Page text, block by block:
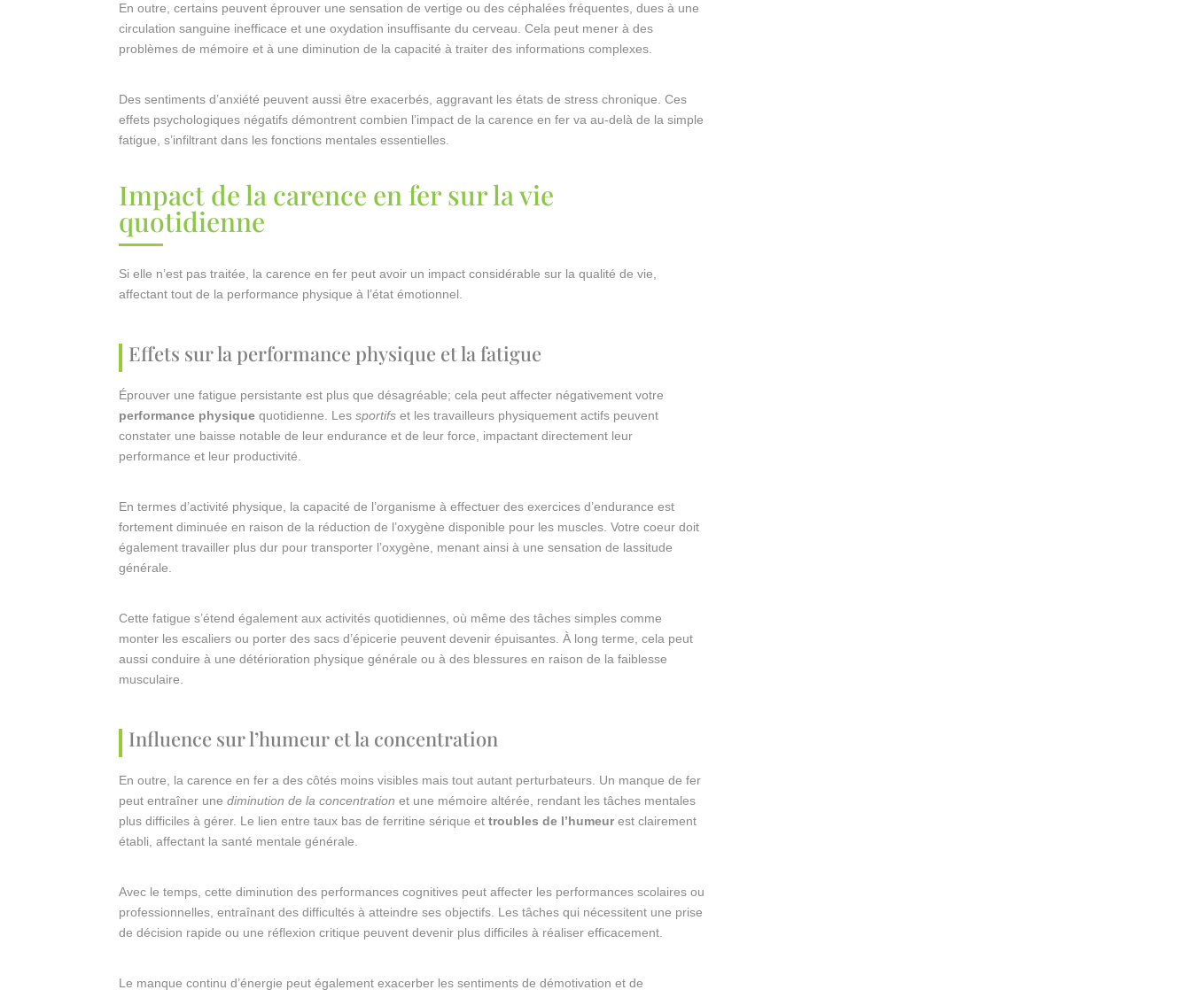
En outre, certains peuvent éprouver une sensation de vertige ou des céphalées fréquentes, dues à une
circulation sanguine inefficace et une oxydation insuffisante du cerveau. Cela peut mener à des
problèmes de mémoire et à une diminution de la capacité à traiter des informations complexes.
Des sentiments d’anxiété peuvent aussi être exacerbés, aggravant les états de stress chronique. Ces
effets psychologiques négatifs démontrent combien l’impact de la carence en fer va au-delà de la simple
fatigue, s’infiltrant dans les fonctions mentales essentielles.
Impact de la carence en fer sur la vie
quotidienne
Si elle n’est pas traitée, la carence en fer peut avoir un impact considérable sur la qualité de vie,
affectant tout de la performance physique à l’état émotionnel.
Effets sur la performance physique et la fatigue
Éprouver une fatigue persistante est plus que désagréable; cela peut affecter négativement votre
performance physique quotidienne. Lessportifs et les travailleurs physiquement actifs peuvent
constater une baisse notable de leur endurance et de leur force, impactant directement leur
performance et leur productivité.
En termes d’activité physique, la capacité de l’organisme à effectuer des exercices d’endurance est
fortement diminuée en raison de la réduction de l’oxygène disponible pour les muscles. Votre coeur doit
également travailler plus dur pour transporter l’oxygène, menant ainsi à une sensation de lassitude
générale.
Cette fatigue s’étend également aux activités quotidiennes, où même des tâches simples comme
monter les escaliers ou porter des sacs d’épicerie peuvent devenir épuisantes. À long terme, cela peut
aussi conduire à une détérioration physique générale ou à des blessures en raison de la faiblesse
musculaire.
Influence sur l’humeur et la concentration
En outre, la carence en fer a des côtés moins visibles mais tout autant perturbateurs. Un manque de fer
peut entraîner unediminution de la concentration et une mémoire altérée, rendant les tâches mentales
plus difficiles à gérer. Le lien entre taux bas de ferritine sérique ettroubles de l’humeurest clairement
établi, affectant la santé mentale générale.
Avec le temps, cette diminution des performances cognitives peut affecter les performances scolaires ou
professionnelles, entraînant des difficultés à atteindre ses objectifs. Les tâches qui nécessitent une prise
de décision rapide ou une réflexion critique peuvent devenir plus difficiles à réaliser efficacement.
Le manque continu d’énergie peut également exacerber les sentiments de démotivation et de